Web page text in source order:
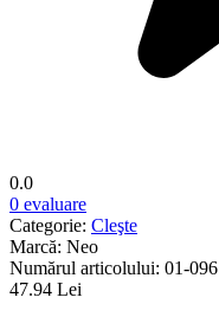
0.0
0 evaluare
Categorie: Cleşte
Marcă: Neo
Numărul articolului: 01-096
47.94 Lei